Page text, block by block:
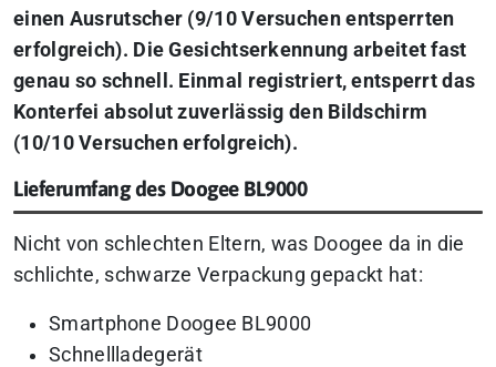
einen Ausrutscher (9/10 Versuchen entsperrten
erfolgreich). Die Gesichtserkennung arbeitet fast
genau so schnell. Einmal registriert, entsperrt das
Konterfei absolut zuverlässig den Bildschirm
(10/10 Versuchen erfolgreich).
Lieferumfang des Doogee BL9000
Nicht von schlechten Eltern, was Doogee da in die
schlichte, schwarze Verpackung gepackt hat:
Smartphone Doogee BL9000
Schnellladegerät